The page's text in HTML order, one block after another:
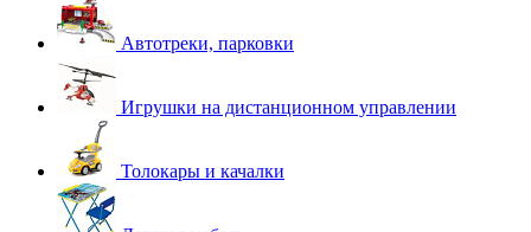
Автотреки, парковки
Игрушки на дистанционном управлении
Толокары и качалки